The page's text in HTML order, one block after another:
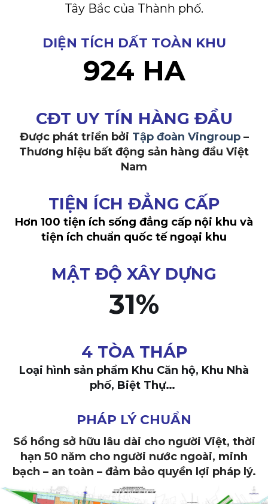
Tây Bắc của Thành phố.
DIỆN TÍCH DẤT TOÀN KHU
924 HA
CĐT UY TÍN HÀNG ĐẦU
Được phát triển bởi Tập đoàn Vingroup–
Thương hiệu bất động sản hàng đầu Việt
Nam
TIỆN ÍCH ĐẲNG CẤP
Hơn 100 tiện ích sống đẳng cấp nội khu và
tiện ích chuẩn quốc tế ngoại khu
MẬT ĐỘ XÂY DỰNG
31%
4 TÒA THÁP
Loại hình sản phẩm Khu Căn hộ, Khu Nhà
phố, Biệt Thự…
PHÁP LÝ CHUẨN
Sổ hồng sở hữu lâu dài cho người Việt, thời
hạn 50 năm cho người nước ngoài, minh
bạch – an toàn – đảm bảo quyền lợi pháp lý.